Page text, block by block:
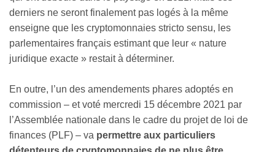
derniers ne seront finalement pas logés à la même
enseigne que les cryptomonnaies stricto sensu, les
parlementaires français estimant que leur « nature
juridique exacte » restait à déterminer.
En outre, l’un des amendements phares adoptés en
commission – et voté mercredi 15 décembre 2021 par
l’Assemblée nationale dans le cadre du projet de loi de
finances (PLF) – va permettre aux particuliers